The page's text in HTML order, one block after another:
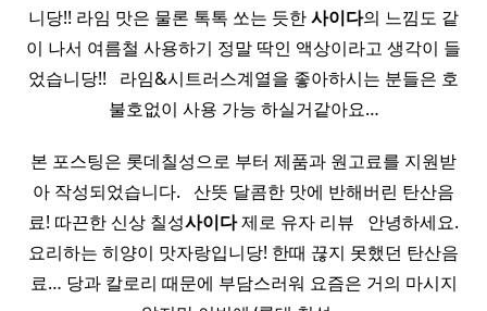
니당!! 라임 맛은 물론 톡톡 쏘는 듯한사이다의 느낌도 같
이 나서 여름철 사용하기 정말 딱인 액상이라고 생각이 들
었습니당!! ​ ​ 라임&시트러스계열을 좋아하시는 분들은 호
불호없이 사용 가능 하실거같아요…
본 포스팅은 롯데칠성으로 부터 제품과 원고료를 지원받
아 작성되었습니다. ​ ​ 산뜻 달콤한 맛에 반해버린 탄산음
료! 따끈한 신상 칠성사이다제로 유자 리뷰 ​ ​ 안녕하세요.
요리하는 히양이 맛자랑입니당! 한때 끊지 못했던 탄산음
료… 당과 칼로리 때문에 부담스러워 요즘은 거의 마시지